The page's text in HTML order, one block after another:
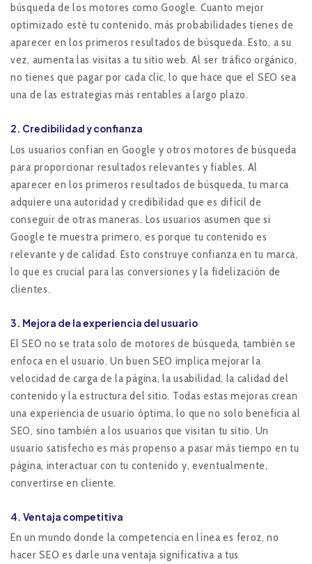
búsqueda de los motores como Google. Cuanto mejor
optimizado esté tu contenido, más probabilidades tienes de
aparecer en los primeros resultados de búsqueda. Esto, a su
vez, aumenta las visitas a tu sitio web. Al ser tráfico orgánico,
no tienes que pagar por cada clic, lo que hace que el SEO sea
una de las estrategias más rentables a largo plazo.
2. Credibilidad y confianza
Los usuarios confían en Google y otros motores de búsqueda
para proporcionar resultados relevantes y fiables. Al
aparecer en los primeros resultados de búsqueda, tu marca
adquiere una autoridad y credibilidad que es difícil de
conseguir de otras maneras. Los usuarios asumen que si
Google te muestra primero, es porque tu contenido es
relevante y de calidad. Esto construye confianza en tu marca,
lo que es crucial para las conversiones y la fidelización de
clientes.
3. Mejora de la experiencia del usuario
El SEO no se trata solo de motores de búsqueda, también se
enfoca en el usuario. Un buen SEO implica mejorar la
velocidad de carga de la página, la usabilidad, la calidad del
contenido y la estructura del sitio. Todas estas mejoras crean
una experiencia de usuario óptima, lo que no solo beneficia al
SEO, sino también a los usuarios que visitan tu sitio. Un
usuario satisfecho es más propenso a pasar más tiempo en tu
página, interactuar con tu contenido y, eventualmente,
convertirse en cliente.
4. Ventaja competitiva
En un mundo donde la competencia en línea es feroz, no
hacer SEO es darle una ventaja significativa a tus